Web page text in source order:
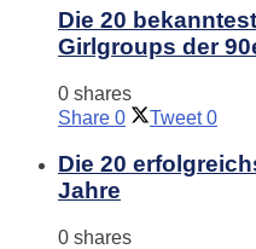
Die 20
Girlgroups der
0 shares
Share 0 Tweet 0
Die 20
Jahre
0 shares